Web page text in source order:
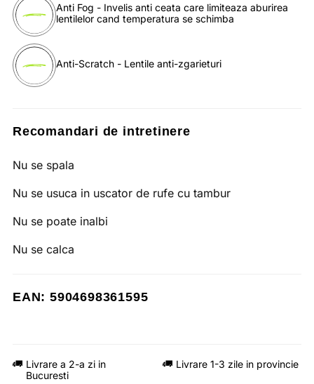
Anti Fog - Invelis anti ceata care limiteaza aburirea
lentilelor cand temperatura se schimba
Anti-Scratch - Lentile anti-zgarieturi
Recomandari de intretinere
Nu se spala
Nu se usuca in uscator de rufe cu tambur
Nu se poate inalbi
Nu se calca
EAN: 5904698361595
Livrare a 2-a zi in
Bucuresti
Livrare 1-3 zile in provincie